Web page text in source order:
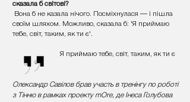
сказала б світові?
Вона б не казала нічого. Посміхнулася — і пішла
своїм шляхом. Можливо, сказала б: 'Я приймаю
тебе, світ, таким, як ти є'.
Я приймаю тебе, світ, таким, як ти є
Олександр Савілов брав участь в тренінгу по роботі
з Тінню в рамках проекту mOre, де Інеса Голубова